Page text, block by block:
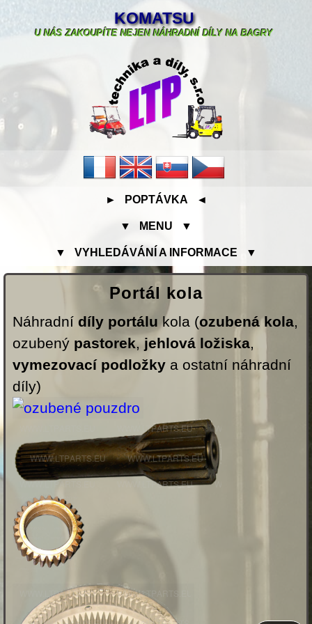
KOMATSU
U NÁS ZAKOUPÍTE NEJEN NÁHRADNÍ DÍLY NA BAGRY
► POPTÁVKA ◄
▼ MENU ▼
▼ VYHLEDÁVÁNÍ A INFORMACE ▼
Portál kola
Náhradní díly portálu kola (ozubená kola,
ozubený pastorek, jehlová ložiska,
vymezovací podložky a ostatní náhradní
díly)